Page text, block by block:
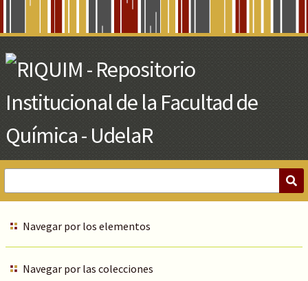
Main
Content
Navegar por los elementos
Navegar por las colecciones